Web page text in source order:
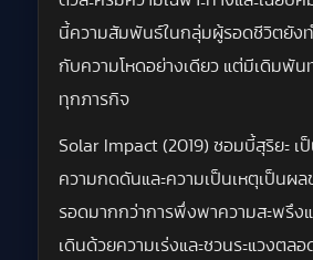
นี้ความสัมพันธ์ในกลุ่มผู้รอดชีวิตยังท
กับความโหดอย่างเดียว แต่มีเดิมพัน
ทุกภารกิจ
Solar Impact (2019) ซอมบี้สุริยะ เ
ความกดดันและความเป็นเหตุเป็นผล
รอดมากกว่าการพึ่งพาความสะพรึง
เดินด้วยความเร่งและชวนระแวงตลอ